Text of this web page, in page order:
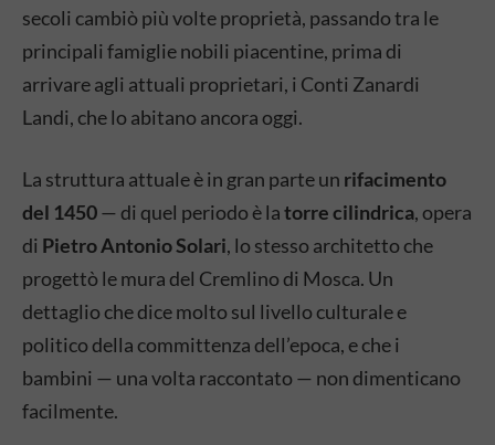
secoli cambiò più volte proprietà, passando tra le
principali famiglie nobili piacentine, prima di
arrivare agli attuali proprietari, i Conti Zanardi
Landi, che lo abitano ancora oggi.
La struttura attuale è in gran parte un rifacimento
del 1450— di quel periodo è latorre cilindrica, opera
di Pietro Antonio Solari, lo stesso architetto che
progettò le mura del Cremlino di Mosca. Un
dettaglio che dice molto sul livello culturale e
politico della committenza dell’epoca, e che i
bambini — una volta raccontato — non dimenticano
facilmente.